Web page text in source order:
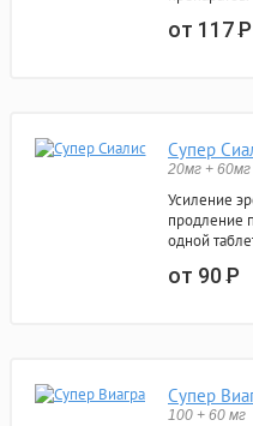
от 117Р
Супер
20мг + 60мг
Усиление
продление
одной
от 90Р
Супер
100 + 60 мг